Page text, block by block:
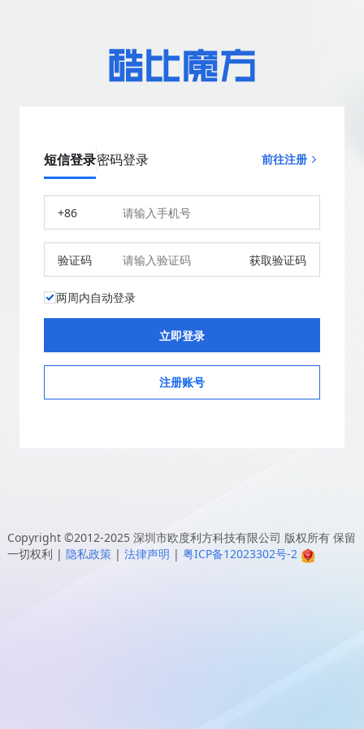
短信登录密码登录 前往注册
+86
验证码 获取验证码
两周内自动登录
注册账号
Copyright ©2012-2025 深圳市欧度利方科技有限公司 版权所有 保留
一切权利 | 隐私政策 | 法律声明 | 粤ICP备12023302号-2